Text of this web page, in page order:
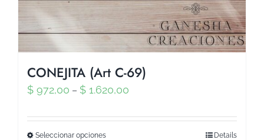
CONEJITA (Art C-69)
$ 972,00 – $ 1.620,00
Seleccionar opciones Details